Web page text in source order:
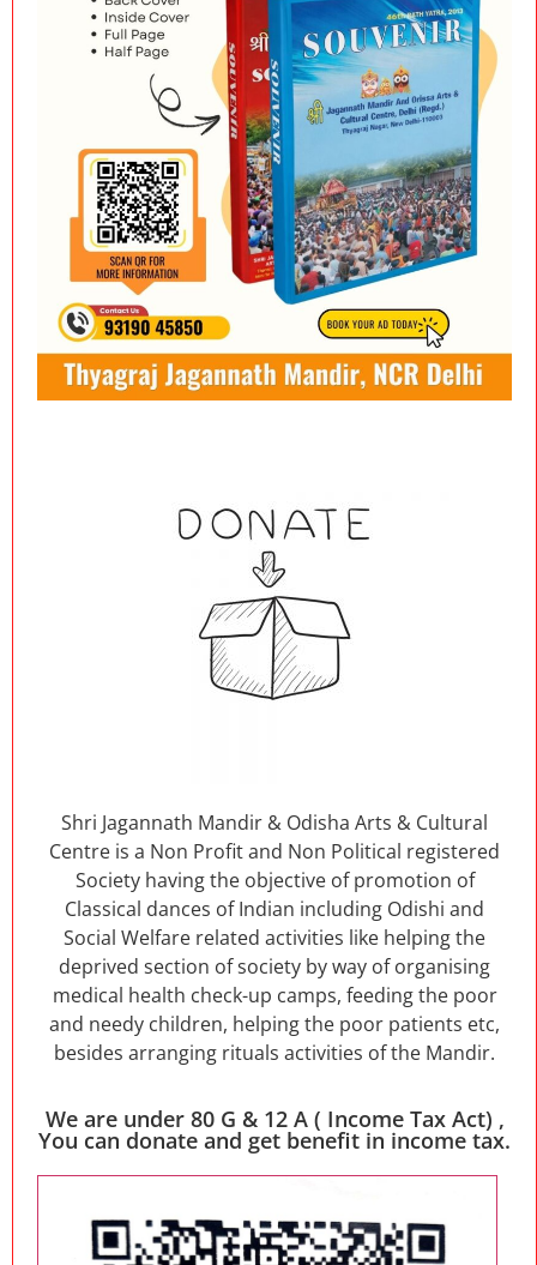
Shri Jagannath Mandir & Odisha Arts & Cultural
Centre is a Non Profit and Non Political registered
Society having the objective of promotion of
Classical dances of Indian including Odishi and
Social Welfare related activities like helping the
deprived section of society by way of organising
medical health check-up camps, feeding the poor
and needy children, helping the poor patients etc,
besides arranging rituals activities of the Mandir.
We are under 80 G & 12 A ( Income Tax Act) ,
You can donate and get benefit in income tax.